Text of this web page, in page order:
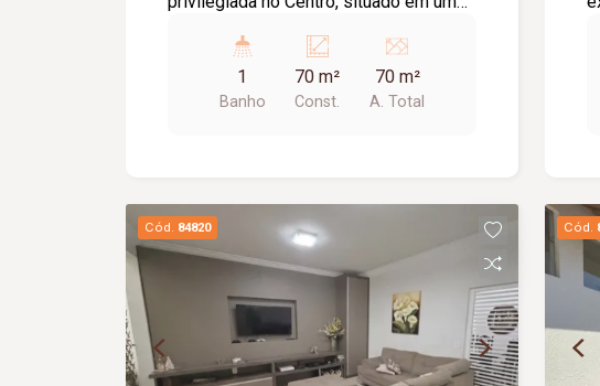
próximo ao Terminal Central,
oferecendo grande visibilidade e fácil
acesso. O imóvel possui
iluminação em LED, proporcionando um
ambiente moderno, funcional e versátil
para diversas atividades.
1
Banho
70 m²
Const.
70 m²
A. Total
Cód. 84820 Cód.